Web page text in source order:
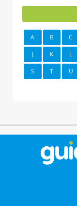
A B C
J K L
S T U